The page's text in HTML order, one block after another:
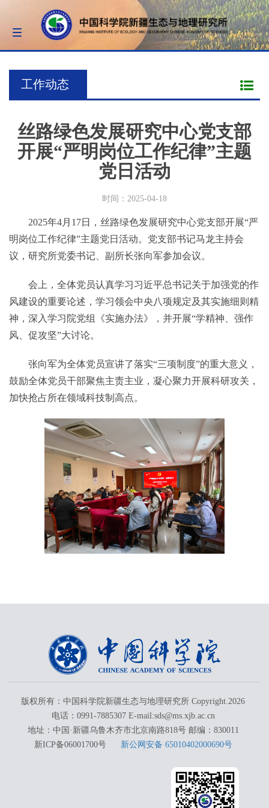
Toggle
navigation
工作动态
丝路绿色发展研究中心党支部
开展“严明岗位工作纪律”主题
党日活动
时间：2025-04-18
2025年4月17日，丝路绿色发展研究中心党支部开展“严
明岗位工作纪律”主题党日活动。党支部书记马龙主持会
议，研究所党委书记、副所长张向军参加会议。
会上，全体党员认真学习习近平总书记关于加强党的作
风建设的重要论述，学习领会中央八项规定及其实施细则精
神，深入学习院党组《实施办法》，并开展“学精神、强作
风、促攻坚”大讨论。
张向军为全体党员宣讲了落实“三项制度”的重大意义，
鼓励全体党员干部聚焦主责主业，凝心聚力开展科研攻关，
加快抢占所在领域科技制高点。
版权所有：中国科学院新疆生态与地理研究所 Copyright.2026
电话：0991-7885307 E-mail:sds@ms.xjb.ac.cn
地址：中国·新疆乌鲁木齐市北京南路818号 邮编：830011
新ICP备06001700号 新公网安备 65010402000690号